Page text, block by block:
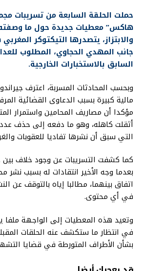
حملت الحلقة السابعة من تسريبات
هاكس” معطيات جديدة حول ما
والابتزاز، يتصدرها التيكتوكر
جانب المهدي الحجاوي، المطلوب
السابق بالاستخبارات الخارجية.
وبحسب المحادثات المسربة، اعترف
مالية كبيرة بسبب الدعاوى القضائية
مؤكدا أن مصاريف المحامين واستمرار
أثقلت كاهله، وهو ما دفعه إلى حذف
التي سبق أن نشرها تفاديا للعقوبات
كما كشفت التسريبات عن وجود خلاف بين
بعدما وجه الأخير انتقادات له بسبب
اتفاق بينهما، مطالبا إياه بالتوقف عن
في أي محتوى.
وتعيد هذه المعطيات إلى الواجهة ملفا
في انتظار ما ستكشف عنه الحلقات
بشأن الأطراف المتورطة في قضايا